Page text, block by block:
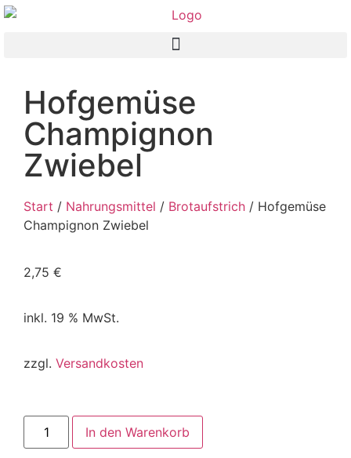
Hofgemüse
Champignon
Zwiebel
Start / Nahrungsmittel / Brotaufstrich / Hofgemüse
Champignon Zwiebel
2,75 €
inkl. 19 % MwSt.
zzgl. Versandkosten
In den Warenkorb